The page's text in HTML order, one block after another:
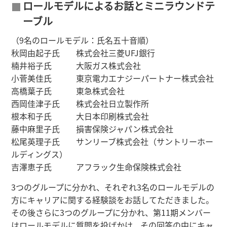
ロールモデルによるお話とミニラウンドテ
ーブル
（9名のロールモデル：氏名五十音順）
秋岡由起子氏 株式会社三菱UFJ銀行
楠井裕子氏 大阪ガス株式会社
小菅美佳氏 東京電力エナジーパートナー株式会社
高橋葉子氏 東急株式会社
西岡佳津子氏 株式会社日立製作所
根本和子氏 大日本印刷株式会社
藤中麻里子氏 損害保険ジャパン株式会社
松尾英理子氏 サンリーブ株式会社（サントリーホー
ルディングス）
吉澤恵子氏 アフラック生命保険株式会社
3つのグループに分かれ、それぞれ3名のロールモデルの
方にキャリアに関する経験談をお話してただきました。
その後さらに3つのグループに分かれ、第11期メンバー